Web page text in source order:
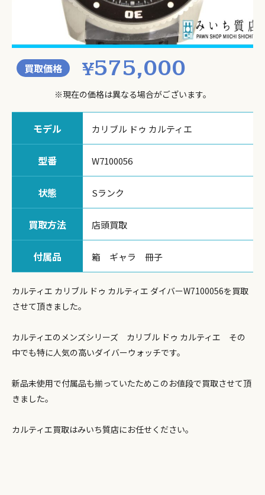
買取価格 ¥575,000
※現在の価格は異なる場合がございます。
モデル カリブル ドゥ カルティエ
型番 W7100056
状態 Sランク
買取方法 店頭買取
付属品 箱 ギャラ 冊子
カルティエ カリブル ドゥ カルティエ ダイバーW7100056を買取
させて頂きました。
カルティエのメンズシリーズ カリブル ドゥ カルティエ その
中でも特に人気の高いダイバーウォッチです。
新品未使用で付属品も揃っていたためこのお値段で買取させて頂
きました。
カルティエ買取はみいち質店にお任せください。